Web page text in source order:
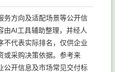
务方向及适配场景等公开信
由AI工具辅助整理，并经人
不代表实际排名，仅供企业
或采购决策依据。参考来
公开信息及市场常见交付标